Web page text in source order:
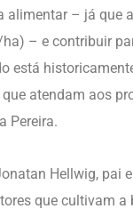
alimentar – já que
– e contribuir
está
atendam aos
Pereira.
Hellwig, pai
que cultivam